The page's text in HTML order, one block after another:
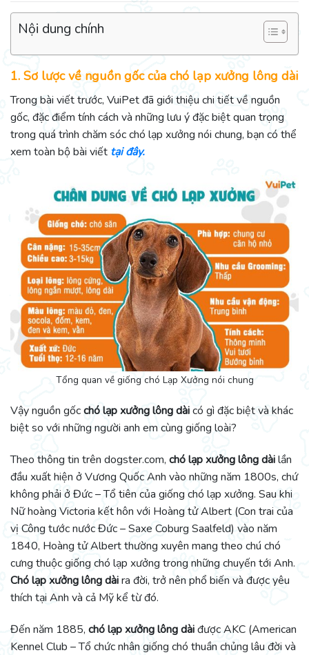
Nội dung chính
1. Sơ lược về nguồn gốc của chó lạp xưởng lông dài
Trong bài viết trước, VuiPet đã giới thiệu chi tiết về nguồn
gốc, đặc điểm tính cách và những lưu ý đặc biệt quan trọng
trong quá trình chăm sóc chó lạp xưởng nói chung, bạn có thể
xem toàn bộ bài viết tại đây.
Tổng quan về giống chó Lạp Xưởng nói chung
Vậy nguồn gốcchó lạp xưởng lông dàicó gì đặc biệt và khác
biệt so với những người anh em cùng giống loài?
Theo thông tin trên dogster.com, chó lạp xưởng lông dàilần
đầu xuất hiện ở Vương Quốc Anh vào những năm 1800s, chứ
không phải ở Đức – Tổ tiên của giống chó lạp xưởng. Sau khi
Nữ hoàng Victoria kết hôn với Hoàng tử Albert (Con trai của
vị Công tước nước Đức – Saxe Coburg Saalfeld) vào năm
1840, Hoàng tử Albert thường xuyên mang theo chú chó
cưng thuộc giống chó lạp xưởng trong những chuyến tới Anh.
Chó lạp xưởng lông dàira đời, trở nên phổ biến và được yêu
thích tại Anh và cả Mỹ kể từ đó.
Đến năm 1885, chó lạp xưởng lông dàiđược AKC (American
Kennel Club – Tổ chức nhân giống chó thuần chủng lâu đời và